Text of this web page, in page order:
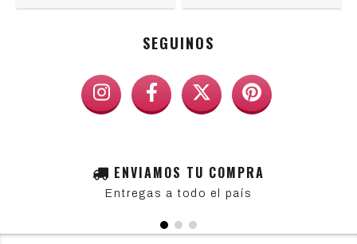
SEGUINOS
ENVIAMOS TU COMPRA
Entregas a todo el país